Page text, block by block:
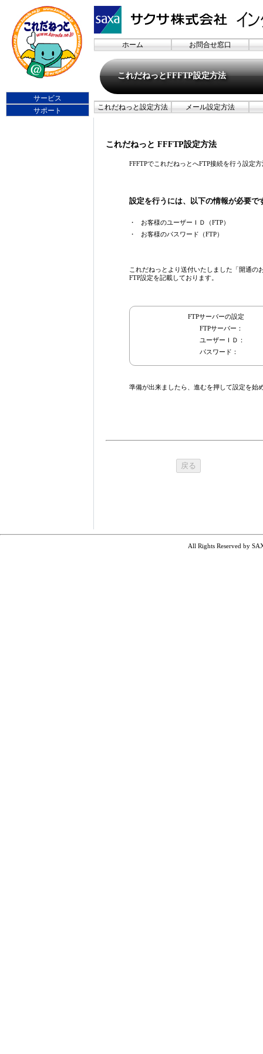
ホーム お問合せ窓口
これだねっとFFFTP設定方法
これだねっと設定方法 メール設定方法
これだねっと FFFTP設定方法
FFFTPでこれだねっとへFTP接続を行う設定
設定を行うには、以下の情報が必要で
・
お客様のユーザーＩＤ（FTP）
・
お客様のパスワード（FTP）
これだねっとより送付いたしました「開通
FTP設定を記載しております。
FTPサーバーの設定
FTPサーバー：
ユーザーＩＤ：
パスワード：
準備が出来ましたら、進むを押して設定を始
サービス
サポート
All Rights Reserved by